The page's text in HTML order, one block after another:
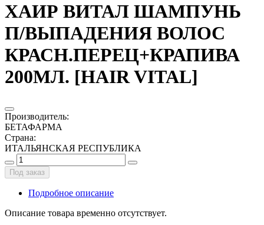
ХАИР ВИТАЛ ШАМПУНЬ
П/ВЫПАДЕНИЯ ВОЛОС
КРАСН.ПЕРЕЦ+КРАПИВА
200МЛ. [HAIR VITAL]
Производитель:
БЕТАФАРМА
Страна:
ИТАЛЬЯНСКАЯ РЕСПУБЛИКА
Под заказ
Подробное описание
Описание товара временно отсутствует.